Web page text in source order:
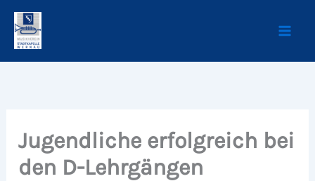
Zum
Inhalt
springen
Jugendliche erfolgreich bei
den D-Lehrgängen